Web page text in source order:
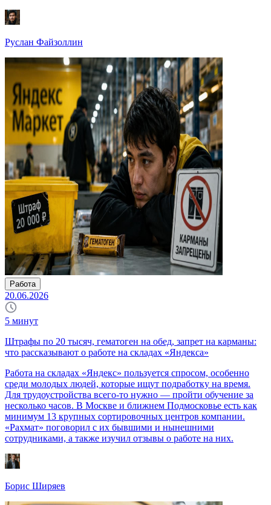
Руслан Файзоллин
Работа
20.06.2026
5 минут
Штрафы по 20 тысяч, гематоген на обед, запрет на карманы:
что рассказывают о работе на складах «Яндекса»
Работа на складах «Яндекс» пользуется спросом, особенно
среди молодых людей, которые ищут подработку на время.
Для трудоустройства всего-то нужно — пройти обучение за
несколько часов. В Москве и ближнем Подмосковье есть как
минимум 13 крупных сортировочных центров компании.
«Рахмат» поговорил с их бывшими и нынешними
сотрудниками, а также изучил отзывы о работе на них.
Борис Ширяев